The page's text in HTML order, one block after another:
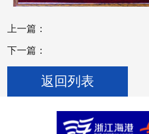
上一篇：
下一篇：
返回列表